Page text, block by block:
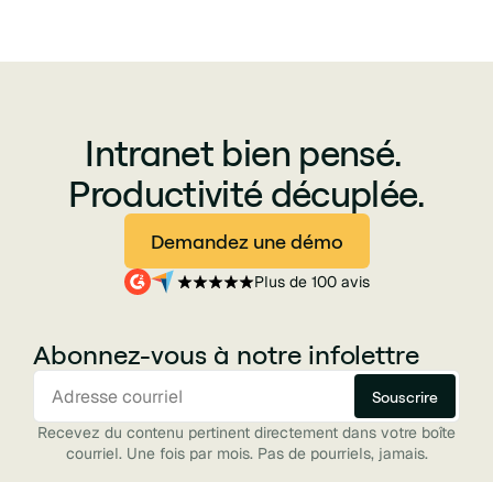
Intranet bien pensé.
Productivité décuplée.
Demandez une démo
Plus de 100 avis
Abonnez-vous à notre infolettre
Recevez du contenu pertinent directement dans votre boîte
courriel. Une fois par mois. Pas de pourriels, jamais.